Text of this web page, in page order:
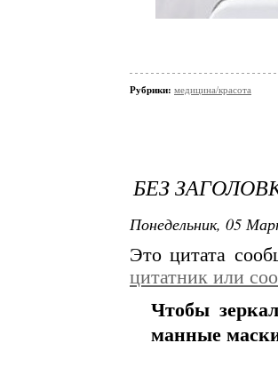
Рубрики: медицина/красота
БЕЗ
Понедельник, 05
Это цитата
цитатник или
Чтобы
манные